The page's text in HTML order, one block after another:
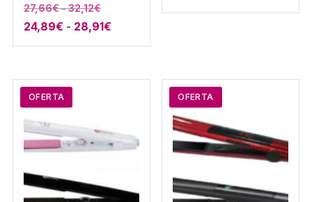
27,66€-32,12€Rango
de
precios:
27,66€
24,89€ - 28,91€Rango
de
desde
28,91€
precio precio
OFERTA OFERTA